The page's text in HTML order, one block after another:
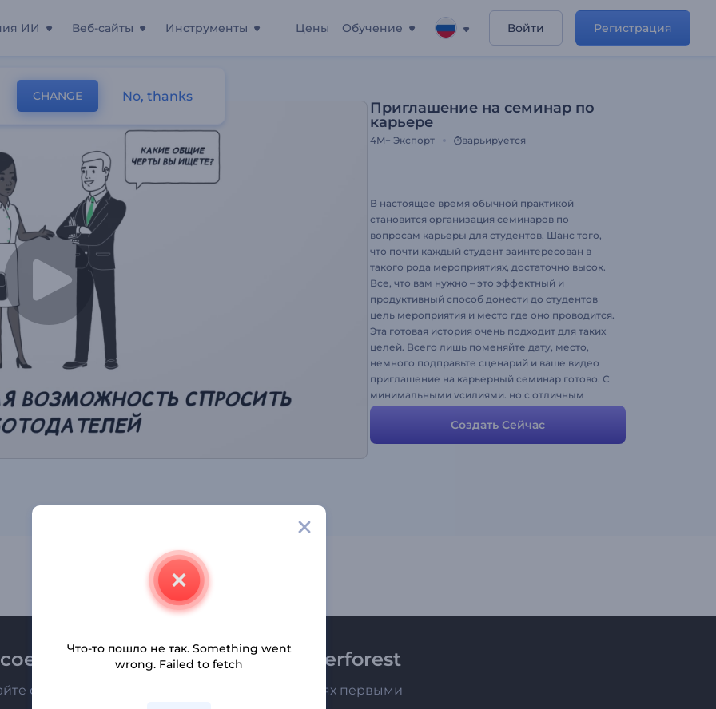
ИИ Веб-сайты Инструменты Цены Обучение Войти Регистрация
Приглашение на семинар по
карьере
4M+ Экспорт варьируется
В настоящее время обычной практикой
становится организация семинаров по
вопросам карьеры для студентов. Шанс того,
что почти каждый студент заинтересован в
такого рода мероприятиях, достаточно высок.
Все, что вам нужно – это эффектный и
продуктивный способ донести до студентов
цель мероприятия и место где оно проводится.
Эта готовая история очень подходит для таких
целей. Всего лишь поменяйте дату, место,
немного подправьте сценарий и ваше видео
приглашение на карьерный семинар готово. С
минимальными усилиями, но с отличным
наполнением.
Создать Сейчас
к рассылке Renderforest
о последних новостях и новых предложениях первыми
CHANGE No, thanks
Что-то пошло не так. Something went
wrong. Failed to fetch